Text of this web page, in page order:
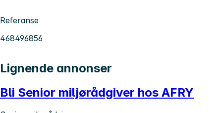
Referanse
468496856
Lignende annonser
Bli Senior miljørådgiver hos AFRY